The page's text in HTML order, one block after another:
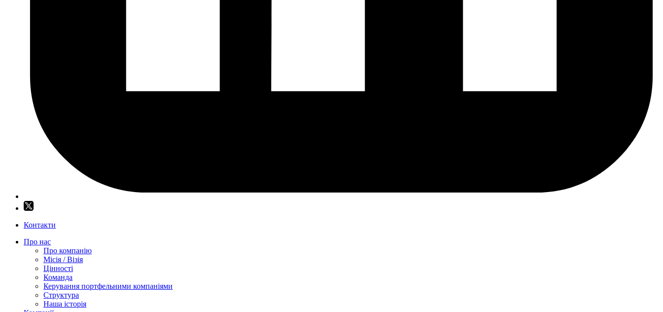
Контакти
Про нас
Про компанію
Місія / Візія
Цінності
Команда
Керування портфельними компаніями
Структура
Наша історія